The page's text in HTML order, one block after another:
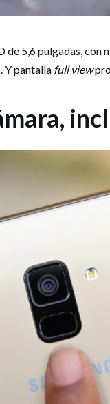
de 5,6 pulgadas,
Y pantalla full view